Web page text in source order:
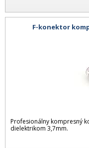
F-konektor
Profesionálny kompresný
dielektrikom 3,7mm.